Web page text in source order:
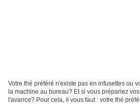
Votre thé préféré n'existe pas en infusettes ou
la machine au bureau? Et si vous prépariez
l'avance? Pour cela, il vous faut : votre thé